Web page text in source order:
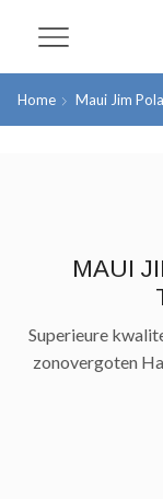
Home Maui Jim
MAUI
Superieure
zonovergoten